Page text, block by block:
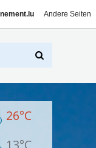
Andere Seiten
26°C
13°C